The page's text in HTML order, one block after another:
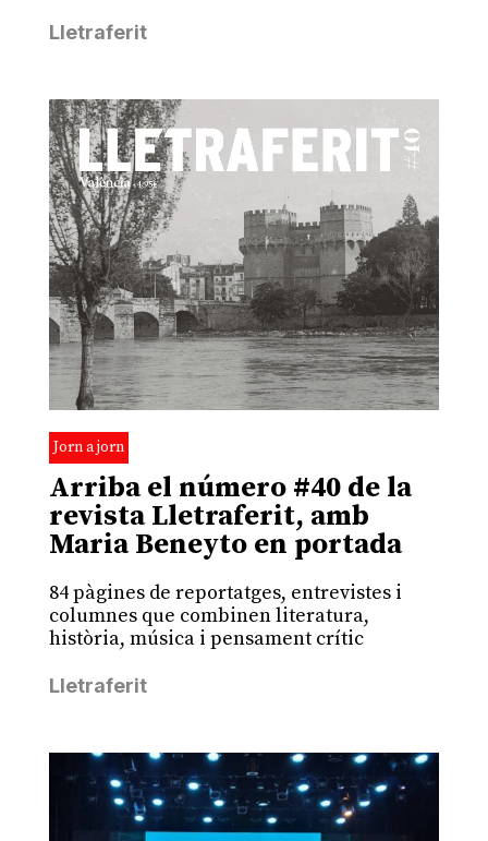
Lletraferit
Jorn a jorn
Arriba el número #40 de la
revista Lletraferit, amb
Maria Beneyto en portada
84 pàgines de reportatges, entrevistes i
columnes que combinen literatura,
història, música i pensament crític
Lletraferit